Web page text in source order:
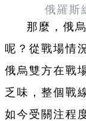
俄羅斯
那麼，俄
呢？從戰場情
俄烏雙方在戰
乏味，整個戰
如今受關注程